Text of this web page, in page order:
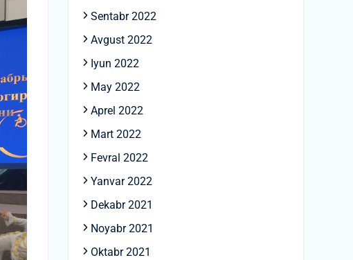
Sentabr 2022
Avgust 2022
Iyun 2022
May 2022
Aprel 2022
Mart 2022
Fevral 2022
Yanvar 2022
Dekabr 2021
Noyabr 2021
Oktabr 2021